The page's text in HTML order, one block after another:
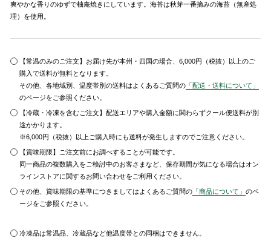
爽やかな香りのゆずで柚庵焼きにしています。海苔は秋芽一番摘みの海苔（無産処
理）を使用。
【常温のみのご注文】お届け先が本州・四国の場合、6,000円（税抜）以上のご
購入で送料が無料となります。
その他、各地域別、温度帯別の送料はよくあるご質問の 「配送・送料について」
のページをご参照ください。
【冷蔵・冷凍を含むご注文】配送エリアや購入金額に関わらずクール便送料が別
途かかります。
※6,000円（税抜）以上ご購入時にも送料が発生しますのでご注意ください。
【賞味期限】ご注文前にお調べすることが可能です。
同一商品の複数購入をご検討中のお客さまなど、保存期間が気になる場合はオン
ラインストアに関するお問い合わせをご利用ください。
その他、賞味期限の基準につきましてはよくあるご質問の 「商品について」のペ
ージをご参照ください。
冷凍品は常温品、冷蔵品など他温度帯との同梱はできません。